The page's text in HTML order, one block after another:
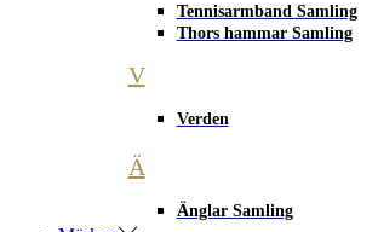
Tennisarmband Samling
Thors hammar Samling
V
Verden
Ä
Änglar Samling